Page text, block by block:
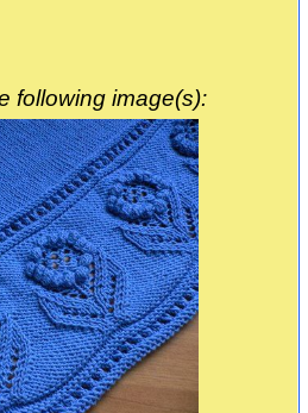
following image(s):